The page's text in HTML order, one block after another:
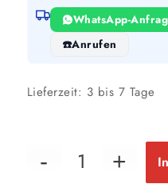
WhatsApp-
Anrufen
Lieferzeit: 3 bis 7 Tage